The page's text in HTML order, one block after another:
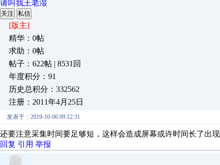
请叫我王老湿
关注 私信
[版主]
精华：0帖
求助：0帖
帖子：622帖 | 8531回
年度积分：91
历史总积分：332562
注册：2011年4月25日
发表于：2019-10-06 09:12:31
还要注意采集时间要足够短，这样会造成屏幕或许时间长了出
回复 引用 举报